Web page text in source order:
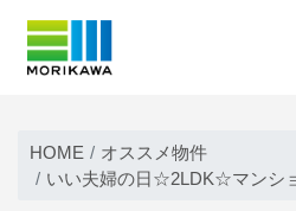
contentHOME
オススメ物件
いい夫婦の日☆2LDK☆マンシ